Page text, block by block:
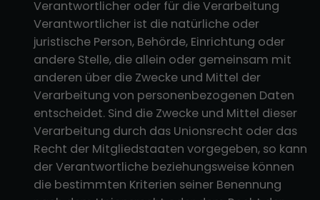
Verantwortlicher oder für die Verarbeitung
Verantwortlicher ist die natürliche oder
juristische Person, Behörde, Einrichtung oder
andere Stelle, die allein oder gemeinsam mit
anderen über die Zwecke und Mittel der
Verarbeitung von personenbezogenen Daten
entscheidet. Sind die Zwecke und Mittel dieser
Verarbeitung durch das Unionsrecht oder das
Recht der Mitgliedstaaten vorgegeben, so kann
der Verantwortliche beziehungsweise können
die bestimmten Kriterien seiner Benennung